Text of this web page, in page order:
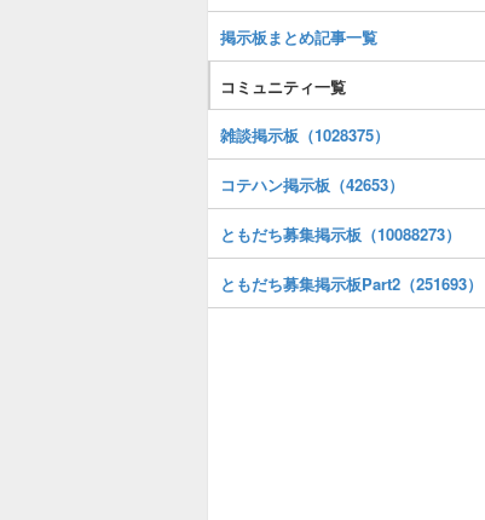
掲示板まとめ記事一覧
コミュニティ一覧
雑談掲示板（1028375）
コテハン掲示板（42653）
ともだち募集掲示板（10088273）
ともだち募集掲示板Part2（251693）